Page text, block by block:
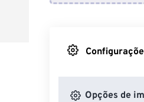
Opções de